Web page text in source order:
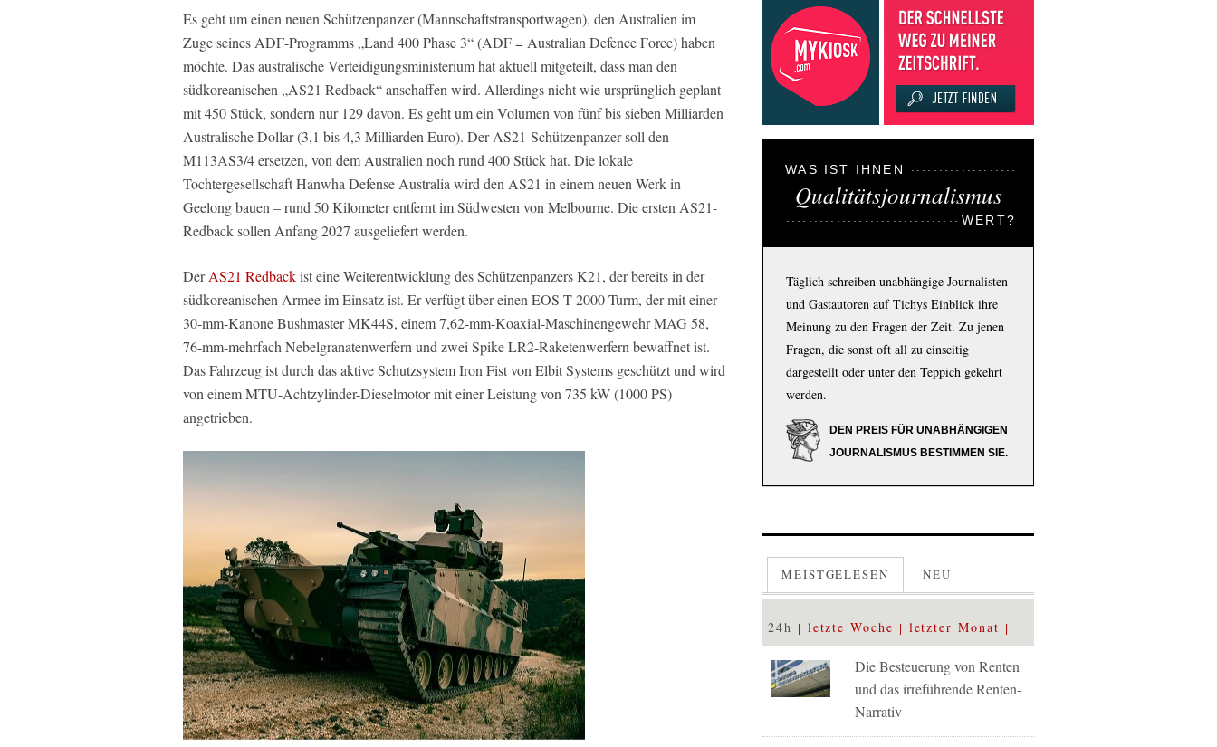
Es geht um einen neuen Schützenpanzer (Mannschaftstransportwagen), den Australien im
Zuge seines ADF-Programms „Land 400 Phase 3“ (ADF = Australian Defence Force) haben
möchte. Das australische Verteidigungsministerium hat aktuell mitgeteilt, dass man den
südkoreanischen „AS21 Redback“ anschaffen wird. Allerdings nicht wie ursprünglich geplant
mit 450 Stück, sondern nur 129 davon. Es geht um ein Volumen von fünf bis sieben Milliarden
Australische Dollar (3,1 bis 4,3 Milliarden Euro). Der AS21-Schützenpanzer soll den
M113AS3/4 ersetzen, von dem Australien noch rund 400 Stück hat. Die lokale
Tochtergesellschaft Hanwha Defense Australia wird den AS21 in einem neuen Werk in
Geelong bauen – rund 50 Kilometer entfernt im Südwesten von Melbourne. Die ersten AS21-
Redback sollen Anfang 2027 ausgeliefert werden.
DerAS21 Redbackist eine Weiterentwicklung des Schützenpanzers K21, der bereits in der
südkoreanischen Armee im Einsatz ist. Er verfügt über einen EOS T-2000-Turm, der mit einer
30-mm-Kanone Bushmaster MK44S, einem 7,62-mm-Koaxial-Maschinengewehr MAG 58,
76-mm-mehrfach Nebelgranatenwerfern und zwei Spike LR2-Raketenwerfern bewaffnet ist.
Das Fahrzeug ist durch das aktive Schutzsystem Iron Fist von Elbit Systems geschützt und wird
von einem MTU-Achtzylinder-Dieselmotor mit einer Leistung von 735 kW (1000 PS)
angetrieben.
WAS IST IHNEN
Qualitätsjournalismus
WERT?
Täglich schreiben unabhängige Journalisten
und Gastautoren auf Tichys Einblick ihre
Meinung zu den Fragen der Zeit. Zu jenen
Fragen, die sonst oft all zu einseitig
dargestellt oder unter den Teppich gekehrt
werden.
DEN PREIS FÜR UNABHÄNGIGEN
JOURNALISMUS BESTIMMEN SIE.
MEISTGELESEN NEU
24h letzte Woche letzter Monat
Die Besteuerung von Renten
und das irreführende Renten-
Narrativ